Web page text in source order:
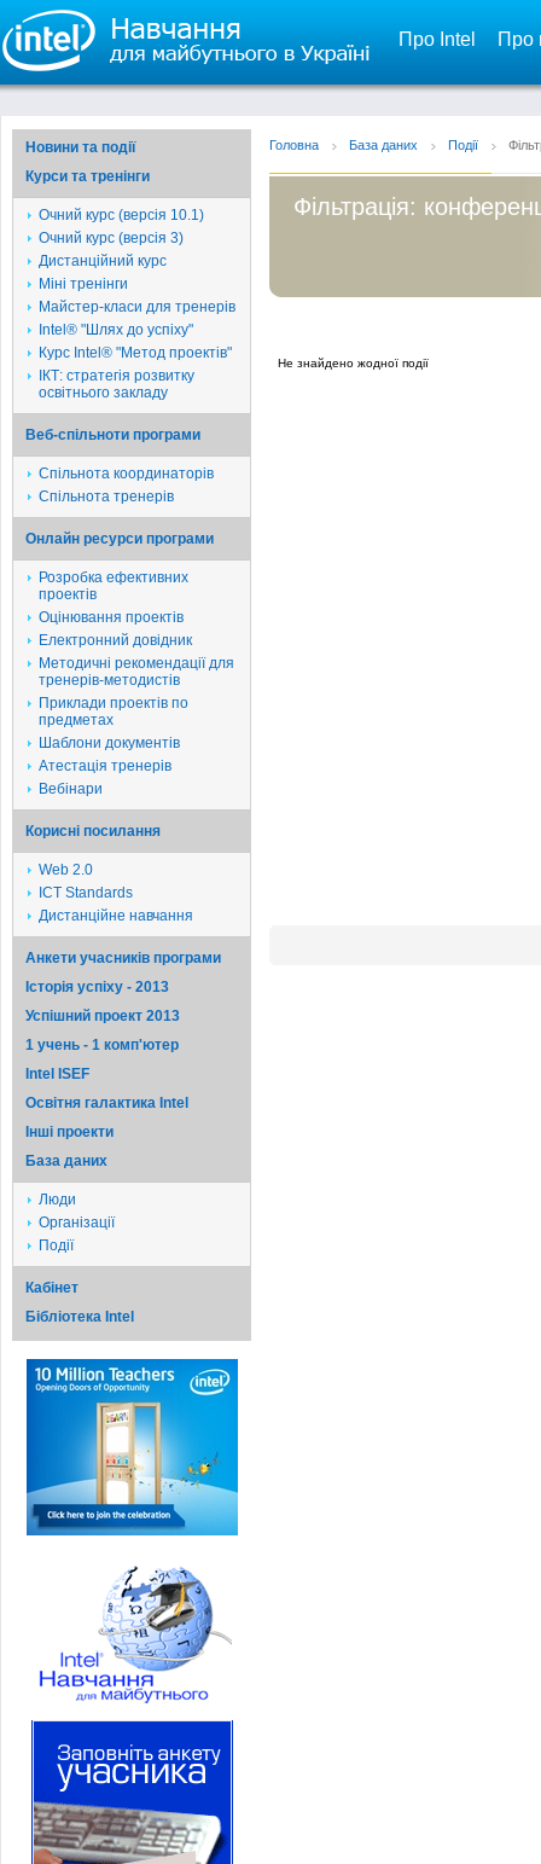
Про Intel Про
Новини та події
Курси та тренінги
Очний курс (версія 10.1)
Очний курс (версія 3)
Дистанційний курс
Міні тренінги
Майстер-класи для тренерів
Intel® "Шлях до успіху"
Курс Intel® "Метод проектів"
ІКТ: стратегія розвитку
освітнього закладу
Веб-спільноти програми
Спільнота координаторів
Спільнота тренерів
Онлайн ресурси програми
Розробка ефективних
проектів
Оцінювання проектів
Електронний довідник
Методичні рекомендації для
тренерів-методистів
Приклади проектів по
предметах
Шаблони документів
Атестація тренерів
Вебінари
Корисні посилання
Web 2.0
ICT Standards
Дистанційне навчання
Анкети учасників програми
Історія успіху - 2013
Успішний проект 2013
1 учень - 1 комп'ютер
Intel ISEF
Освітня галактика Intel
Iншi проекти
База даних
Люди
Організації
Події
Кабінет
Бібліотека Intel
Головна База даних Події
Фільтрація:
Не знайдено жодної події